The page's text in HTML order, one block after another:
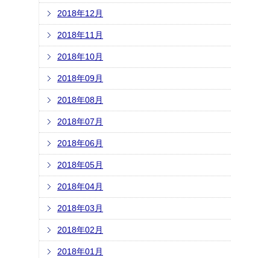
2018年12月
2018年11月
2018年10月
2018年09月
2018年08月
2018年07月
2018年06月
2018年05月
2018年04月
2018年03月
2018年02月
2018年01月